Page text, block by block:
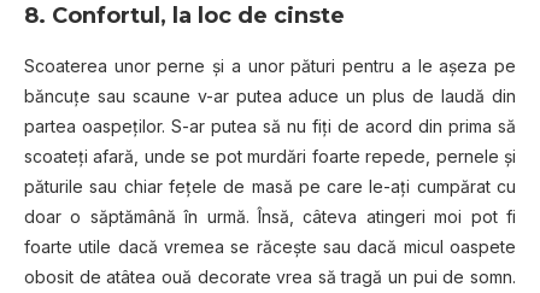
8. Confortul, la loc de cinste
Scoaterea unor perne şi a unor pături pentru a le aşeza pe
băncuţe sau scaune v-ar putea aduce un plus de laudă din
partea oaspeţilor. S-ar putea să nu fiţi de acord din prima să
scoateţi afară, unde se pot murdări foarte repede, pernele şi
păturile sau chiar feţele de masă pe care le-aţi cumpărat cu
doar o săptămână în urmă. Însă, câteva atingeri moi pot fi
foarte utile dacă vremea se răceşte sau dacă micul oaspete
obosit de atâtea ouă decorate vrea să tragă un pui de somn.